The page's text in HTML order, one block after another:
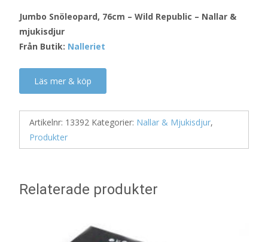
Jumbo Snöleopard, 76cm – Wild Republic – Nallar &
mjukisdjur
Från Butik: Nalleriet
Läs mer & köp
Artikelnr: 13392 Kategorier: Nallar & Mjukisdjur,
Produkter
Relaterade produkter